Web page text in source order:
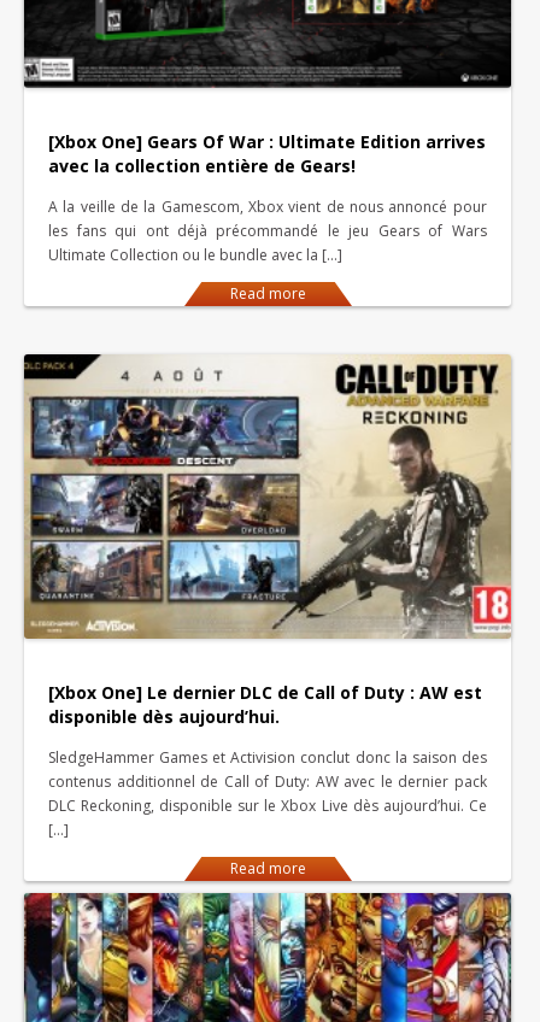
[Xbox One] Gears Of War : Ultimate Edition arrives
avec la collection entière de Gears!
A la veille de la Gamescom, Xbox vient de nous annoncé pour
les fans qui ont déjà précommandé le jeu Gears of Wars
Ultimate Collection ou le bundle avec la […]
Read more
[Xbox One] Le dernier DLC de Call of Duty : AW est
disponible dès aujourd’hui.
SledgeHammer Games et Activision conclut donc la saison des
contenus additionnel de Call of Duty: AW avec le dernier pack
DLC Reckoning, disponible sur le Xbox Live dès aujourd’hui. Ce
[…]
Read more